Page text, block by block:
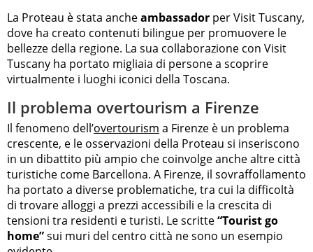
La Proteau è stata ancheambassador per Visit Tuscany,
dove ha creato contenuti bilingue per promuovere le
bellezze della regione. La sua collaborazione con Visit
Tuscany ha portato migliaia di persone a scoprire
virtualmente i luoghi iconici della Toscana.
Il problema overtourism a Firenze
Il fenomeno dell’overtourism a Firenze è un problema
crescente, e le osservazioni della Proteau si inseriscono
in un dibattito più ampio che coinvolge anche altre città
turistiche come Barcellona. A Firenze, il sovraffollamento
ha portato a diverse problematiche, tra cui la difficoltà
di trovare alloggi a prezzi accessibili e la crescita di
tensioni tra residenti e turisti. Le scritte“Tourist go
home”sui muri del centro città ne sono un esempio